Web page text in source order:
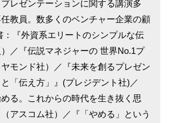
レゼンテーションに関する講演多
教員。数多くのベンチャー企業の顧
：『外資系エリートのシンプルな伝
／『伝説マネジャーの 世界No.1プ
モンド社）／『未来を創るプレゼン
「伝え方」』(プレジデント社)／
める。これからの時代を生き抜く思
アスコム社）／『「やめる」という